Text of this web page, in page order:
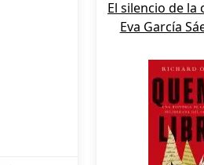
El silencio de la
Eva García